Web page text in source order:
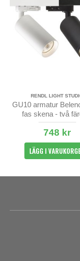
RENDL LIGHT
GU10 armatur
fas skena - två
748 kr
LÄGG I